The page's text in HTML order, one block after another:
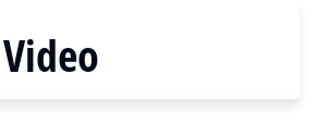
Video